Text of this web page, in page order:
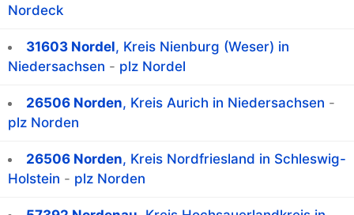
Nordeck
31603 Nordel, Kreis Nienburg (Weser) in
Niedersachsen - plz Nordel
26506 Norden, Kreis Aurich in Niedersachsen -
plz Norden
26506 Norden, Kreis Nordfriesland in Schleswig-
Holstein - plz Norden